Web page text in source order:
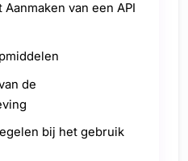
van een API
de
bij het gebruik